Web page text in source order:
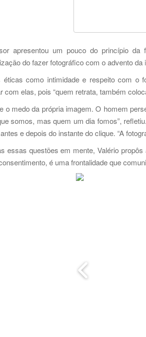
apresentou um pouco do princípio
do fazer fotográfico com o advento
éticas como intimidade e respeito com o
com elas, pois “quem retrata, também
o medo da própria imagem. O homem
somos, mas quem um dia fomos”,
e depois do instante do clique. “A
essas questões em mente, Valério
é uma frontalidade que